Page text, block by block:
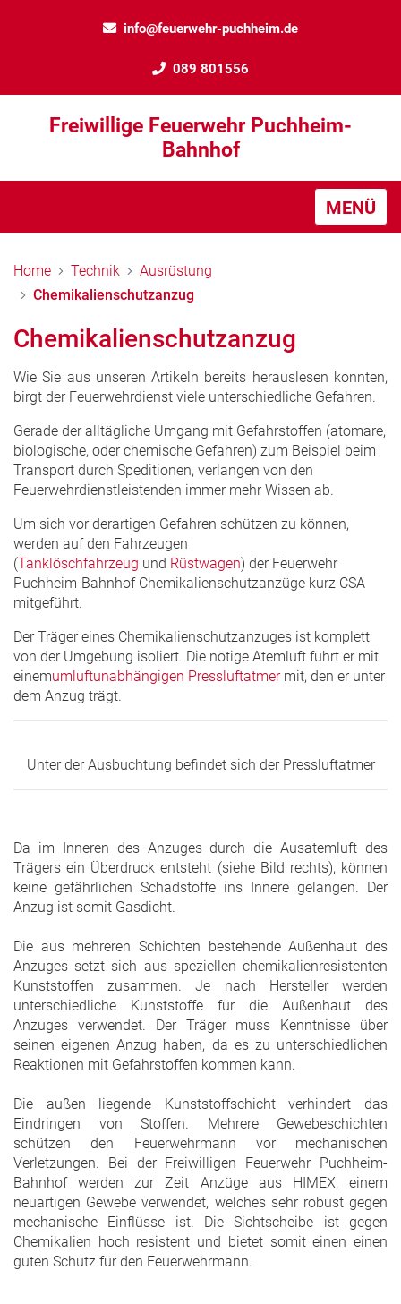
info@feuerwehr-puchheim.de
089 801556
Freiwillige Feuerwehr Puchheim-
Bahnhof
MENÜ
Home Technik
Ausrüstung
Chemikalienschutzanzug
Chemikalienschutzanzug
Wie Sie aus unseren Artikeln bereits herauslesen konnten,
birgt der Feuerwehrdienst viele unterschiedliche Gefahren.
Gerade der alltägliche Umgang mit Gefahrstoffen (atomare,
biologische, oder chemische Gefahren) zum Beispiel beim
Transport durch Speditionen, verlangen von den
Feuerwehrdienstleistenden immer mehr Wissen ab.
Um sich vor derartigen Gefahren schützen zu können,
werden auf den Fahrzeugen
(Tanklöschfahrzeug und Rüstwagen) der Feuerwehr
Puchheim-Bahnhof Chemikalienschutzanzüge kurz CSA
mitgeführt.
Der Träger eines Chemikalienschutzanzuges ist komplett
von der Umgebung isoliert. Die nötige Atemluft führt er mit
einemumluftunabhängigen Pressluftatmermit, den er unter
dem Anzug trägt.
Unter der Ausbuchtung befindet sich der Pressluftatmer
Da im Inneren des Anzuges durch die Ausatemluft des
Trägers ein Überdruck entsteht (siehe Bild rechts), können
keine gefährlichen Schadstoffe ins Innere gelangen. Der
Anzug ist somit Gasdicht.
Die aus mehreren Schichten bestehende Außenhaut des
Anzuges setzt sich aus speziellen chemikalienresistenten
Kunststoffen zusammen. Je nach Hersteller werden
unterschiedliche Kunststoffe für die Außenhaut des
Anzuges verwendet. Der Träger muss Kenntnisse über
seinen eigenen Anzug haben, da es zu unterschiedlichen
Reaktionen mit Gefahrstoffen kommen kann.
Die außen liegende Kunststoffschicht verhindert das
Eindringen von Stoffen. Mehrere Gewebeschichten
schützen den Feuerwehrmann vor mechanischen
Verletzungen. Bei der Freiwilligen Feuerwehr Puchheim-
Bahnhof werden zur Zeit Anzüge aus HIMEX, einem
neuartigen Gewebe verwendet, welches sehr robust gegen
mechanische Einflüsse ist. Die Sichtscheibe ist gegen
Chemikalien hoch resistent und bietet somit einen einen
guten Schutz für den Feuerwehrmann.